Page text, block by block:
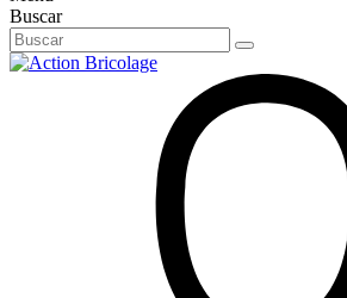
Buscar